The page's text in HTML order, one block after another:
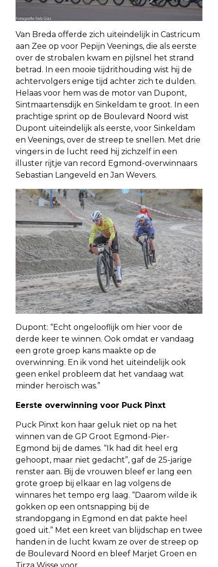
Van Breda offerde zich uiteindelijk in Castricum
aan Zee op voor Pepijn Veenings, die als eerste
over de strobalen kwam en pijlsnel het strand
betrad. In een mooie tijdrithouding wist hij de
achtervolgers enige tijd achter zich te dulden.
Helaas voor hem was de motor van Dupont,
Sintmaartensdijk en Sinkeldam te groot. In een
prachtige sprint op de Boulevard Noord wist
Dupont uiteindelijk als eerste, voor Sinkeldam
en Veenings, over de streep te snellen. Met drie
vingers in de lucht reed hij zichzelf in een
illuster rijtje van record Egmond-overwinnaars
Sebastian Langeveld en Jan Wevers.
Dupont: “Echt ongelooflijk om hier voor de
derde keer te winnen. Ook omdat er vandaag
een grote groep kans maakte op de
overwinning. En ik vond het uiteindelijk ook
geen enkel probleem dat het vandaag wat
minder heroïsch was.”
Eerste overwinning voor Puck Pinxt
Puck Pinxt kon haar geluk niet op na het
winnen van de GP Groot Egmond-Pier-
Egmond bij de dames. “Ik had dit heel erg
gehoopt, maar niet gedacht”, gaf de 25-jarige
renster aan. Bij de vrouwen bleef er lang een
grote groep bij elkaar en lag volgens de
winnares het tempo erg laag. “Daarom wilde ik
gokken op een ontsnapping bij de
strandopgang in Egmond en dat pakte heel
goed uit.” Met een kreet van blijdschap en twee
handen in de lucht kwam ze over de streep op
de Boulevard Noord en bleef Marjet Groen en